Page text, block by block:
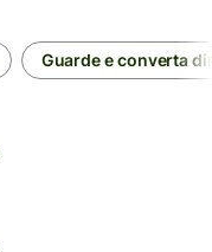
Guarde e converta